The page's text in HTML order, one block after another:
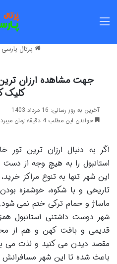
پرتال پارسی
جهت مشاهده ارزان ترین
کلیک
آخرین به روز رسانی: 16 مرداد 1403
خواندن این مطلب 4 دقیقه زمان میبرد
اگر به دنبال ارزان ترین
استانبول را به هیچ وجه از
این شهر تنها به تنوع مراکز
تاریخی و با شکوه، خوشمزه
ماساژ و حمام ترکی ختم نمی
شهر دوست داشتنی استانبول
قدیمی و بافت کهن و هم از
مقصد دیدن می‌ کنید و لذت می
باعث شده تا این شهر مسافرانش